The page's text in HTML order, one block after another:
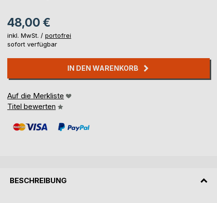
48,00 €
inkl. MwSt. / portofrei
sofort verfügbar
IN DEN WARENKORB
Auf die Merkliste
Titel bewerten
BESCHREIBUNG